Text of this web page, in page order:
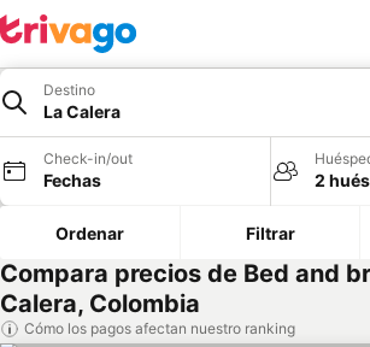
Destino
La Calera
Check-in/out
Fechas 2
Ordenar Filtrar
Compara precios de Bed and
Calera, Colombia
Cómo los pagos afectan nuestro ranking